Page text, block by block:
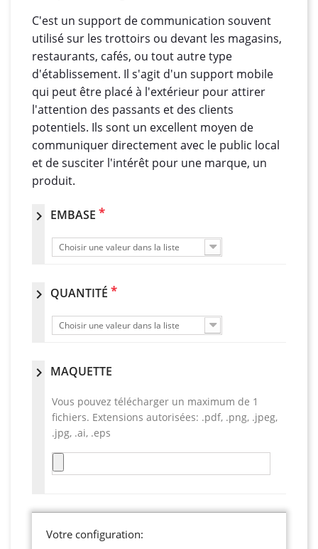
C'est un support de communication souvent
utilisé sur les trottoirs ou devant les magasins,
restaurants, cafés, ou tout autre type
d'établissement. Il s'agit d'un support mobile
qui peut être placé à l'extérieur pour attirer
l'attention des passants et des clients
potentiels. Ils sont un excellent moyen de
communiquer directement avec le public local
et de susciter l'intérêt pour une marque, un
produit.
chevron_right EMBASE *
Choisir une valeur dans la liste
chevron_right QUANTITÉ *
Choisir une valeur dans la liste
chevron_right MAQUETTE
Vous pouvez télécharger un maximum de 1
fichiers. Extensions autorisées: .pdf, .png, .jpeg,
.jpg, .ai, .eps
Votre configuration: